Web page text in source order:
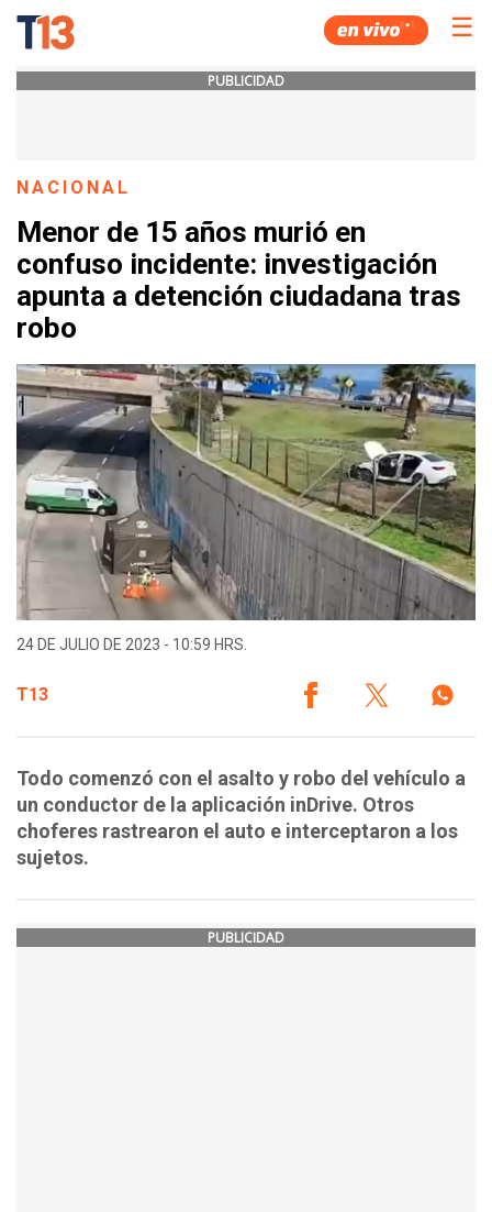
☰
PUBLICIDAD
NACIONAL
Menor de 15 años murió en
confuso incidente: investigación
apunta a detención ciudadana tras
robo
24 DE JULIO DE 2023 - 10:59 HRS.
T13
Todo comenzó con el asalto y robo del vehículo a
un conductor de la aplicación inDrive. Otros
choferes rastrearon el auto e interceptaron a los
sujetos.
PUBLICIDAD